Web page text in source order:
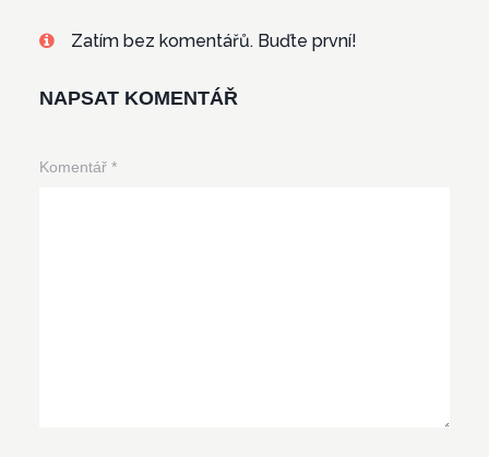
Zatím bez komentářů. Buďte první!
NAPSAT KOMENTÁŘ
Komentář *